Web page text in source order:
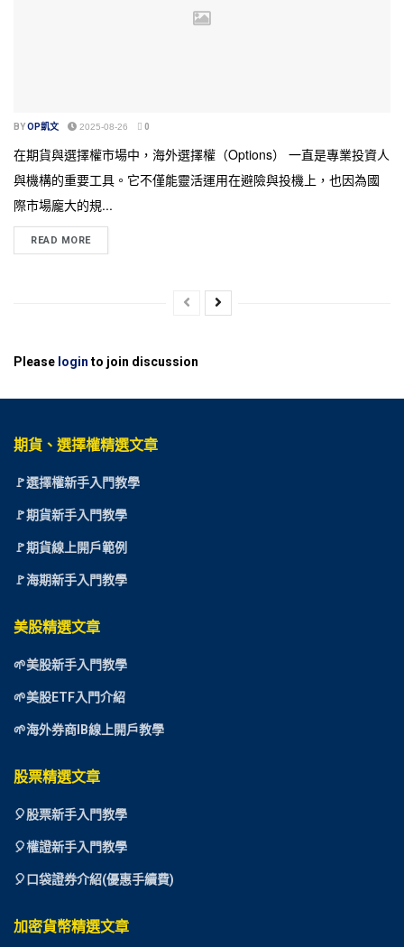
BYOP凱文 2025-08-26 0
在期貨與選擇權市場中，海外選擇權（Options） 一直是專業投資人
與機構的重要工具。它不僅能靈活運用在避險與投機上，也因為國
際市場龐大的規...
READ MORE
Please login to join discussion
期貨、選擇權精選文章
🚩選擇權新手入門教學
🚩期貨新手入門教學
🚩期貨線上開戶範例
🚩海期新手入門教學
美股精選文章
🌱美股新手入門教學
🌱美股ETF入門介紹
🌱海外券商IB線上開戶教學
股票精選文章
🎈股票新手入門教學
🎈權證新手入門教學
🎈口袋證券介紹(優惠手續費)
加密貨幣精選文章